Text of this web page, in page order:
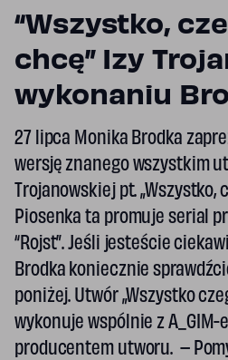
“Wszystko,
chcę” Izy
wykonaniu
27 lipca Monika Brodka
wersję znanego wszystkim
Trojanowskiej pt. „Wszystko,
Piosenka ta promuje serial
“Rojst”. Jeśli jesteście
Brodka koniecznie
poniżej. Utwór „Wszystko
wykonuje wspólnie z
producentem utworu. –